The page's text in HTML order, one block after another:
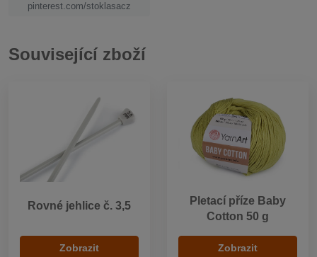
pinterest.com/stoklasacz
Související zboží
Rovné jehlice č. 3,5
Zobrazit
Pletací příze Baby
Cotton 50 g
Zobrazit